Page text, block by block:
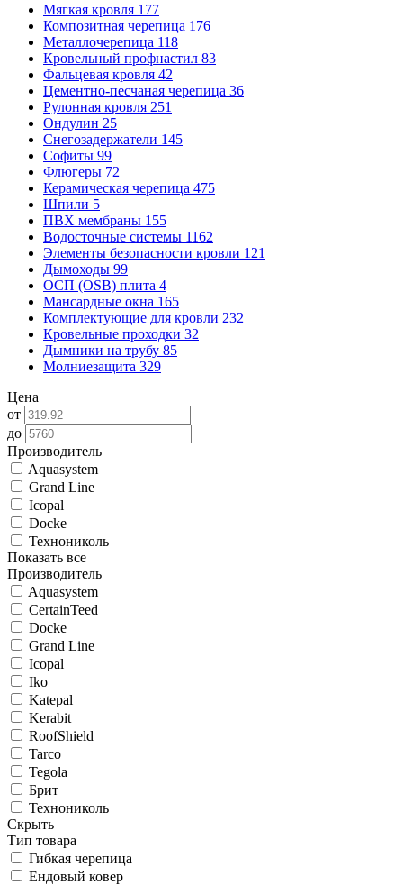
Мягкая кровля 177
Композитная черепица 176
Металлочерепица 118
Кровельный профнастил 83
Фальцевая кровля 42
Цементно-песчаная черепица 36
Рулонная кровля 251
Ондулин 25
Снегозадержатели 145
Софиты 99
Флюгеры 72
Керамическая черепица 475
Шпили 5
ПВХ мембраны 155
Водосточные системы 1162
Элементы безопасности кровли 121
Дымоходы 99
ОСП (OSB) плита 4
Мансардные окна 165
Комплектующие для кровли 232
Кровельные проходки 32
Дымники на трубу 85
Молниезащита 329
Цена
от
до
Производитель
Aquasystem
Grand Line
Icopal
Docke
Технониколь
Показать все
Производитель
Aquasystem
CertainTeed
Docke
Grand Line
Icopal
Iko
Katepal
Kerabit
RoofShield
Tarco
Tegola
Брит
Технониколь
Скрыть
Тип товара
Гибкая черепица
Ендовый ковер